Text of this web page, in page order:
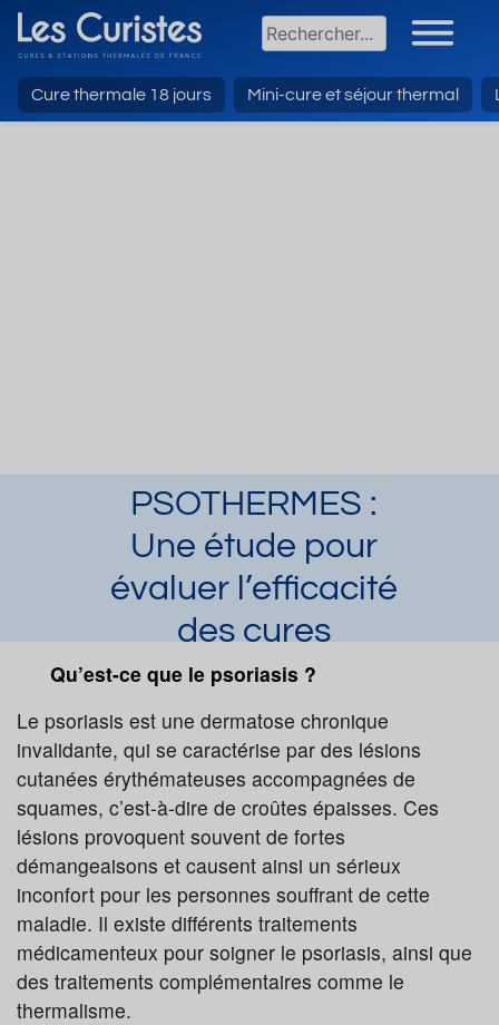
Cure thermale 18 jours Mini-cure et séjour thermal
PSOTHERMES :
Une étude pour
évaluer l’efficacité
des cures
thermales dans la
prise en charge du
psoriasis en
plaque
Article publié parAnne-Claire Hoeffler
19/02/2015 et mis à jour le 24/06/2020
Psoriasis
Molitg-les-Bains
Saint-Gervais-les-Bains
Avène-les-Bains
Roche-Posay
Demander une documentation
Qu’est-ce que le psoriasis ?
Le psoriasis est une dermatose chronique
invalidante, qui se caractérise par des lésions
cutanées érythémateuses accompagnées de
squames, c’est-à-dire de croûtes épaisses. Ces
lésions provoquent souvent de fortes
démangeaisons et causent ainsi un sérieux
inconfort pour les personnes souffrant de cette
maladie. Il existe différents traitements
médicamenteux pour soigner le psoriasis, ainsi que
des traitements complémentaires comme le
thermalisme.